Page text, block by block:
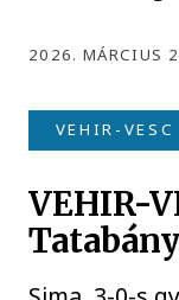
2026. MÁRCIUS
VEHIR-VESC
VEHIR-